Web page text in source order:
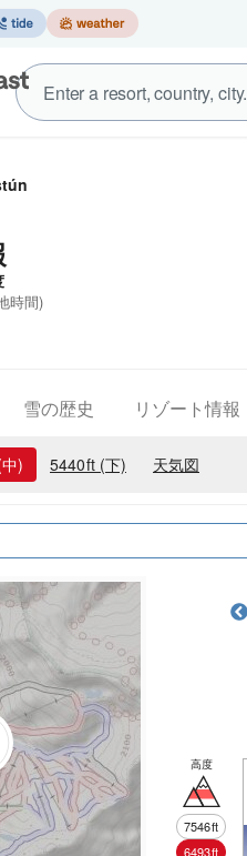
時間)
雪の歴史 リゾート情報
) 5440ft (下) 天気図
高度
7546ft
6493ft